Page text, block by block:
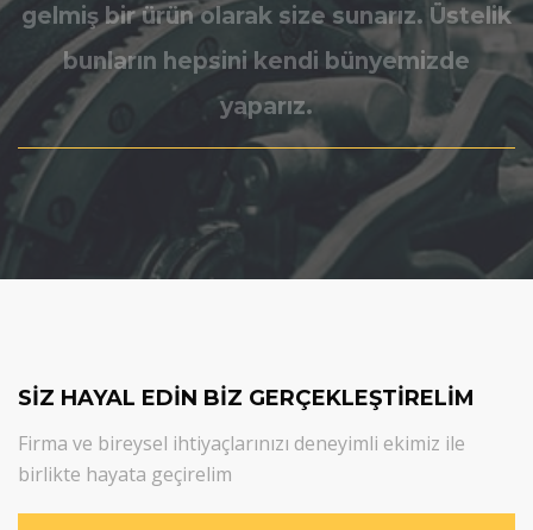
gelmiş bir ürün olarak size sunarız. Üstelik
bunların hepsini kendi bünyemizde
yaparız.
SİZ HAYAL EDİN BİZ GERÇEKLEŞTİRELİM
Firma ve bireysel ihtiyaçlarınızı deneyimli ekimiz ile
birlikte hayata geçirelim